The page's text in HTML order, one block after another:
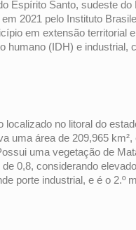
Espírito Santo, sudeste
2021 pelo Instituto
em extensão territorial
humano (IDH) e
no litoral do
uma área de 209,965
uma vegetação de
0,8, considerando
porte industrial, e é o 2.º